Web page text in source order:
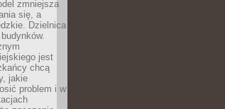
zmniejsza
się, a
Dzielnica
jest
chcą
jakie
problem i w